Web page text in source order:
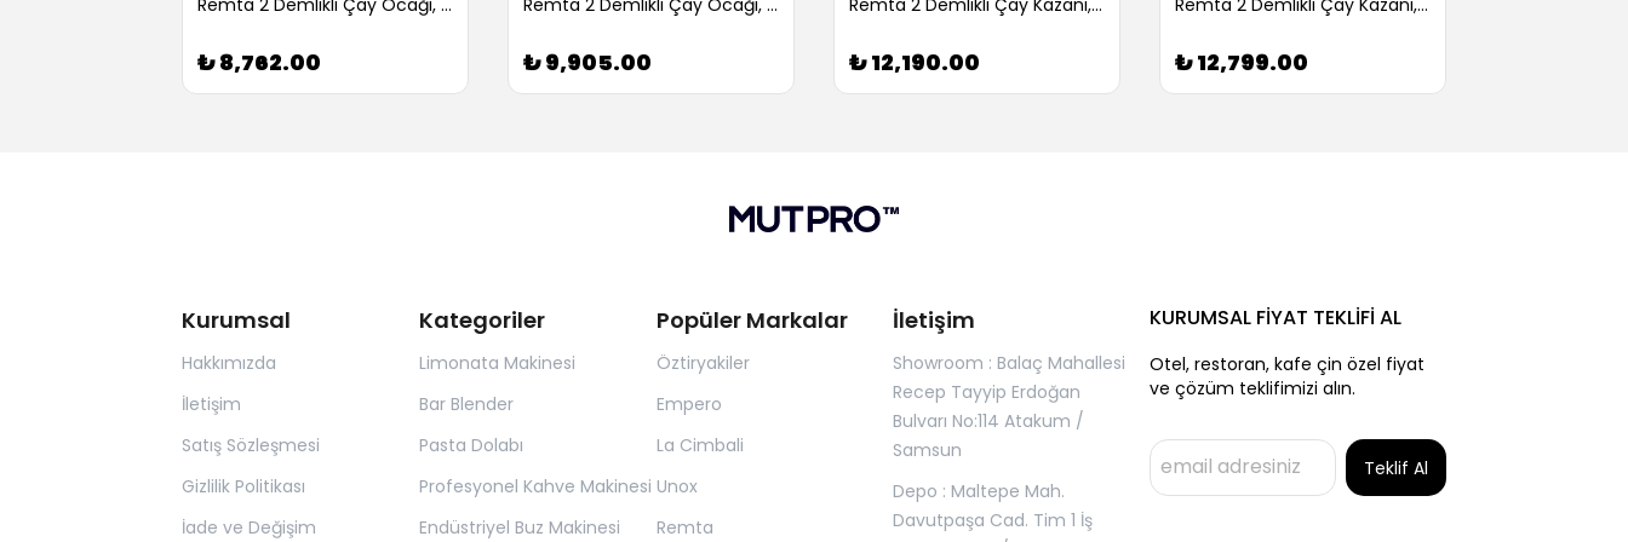
₺ 8,762.00 ₺ 9,905.00 ₺ 12,190.00 ₺ 12,799.00
Kurumsal
Hakkımızda
İletişim
Satış Sözleşmesi
Gizlilik Politikası
İade ve Değişim
Kategoriler
Limonata Makinesi
Bar Blender
Pasta Dolabı
Profesyonel Kahve Makinesi
Endüstriyel Buz Makinesi
Popüler Markalar
Öztiryakiler
Empero
La Cimbali
Unox
Remta
İletişim
Showroom : Balaç Mahallesi
Recep Tayyip Erdoğan
Bulvarı No:114 Atakum /
Samsun
Depo : Maltepe Mah.
Davutpaşa Cad. Tim 1 İş
KURUMSAL FİYAT TEKLİFİ AL
Otel, restoran, kafe çin özel fiyat
ve çözüm teklifimizi alın.
Teklif Al